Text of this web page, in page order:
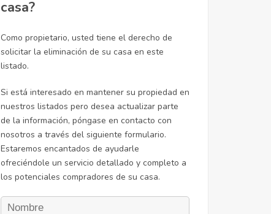
casa?
Como propietario, usted tiene el derecho de
solicitar la eliminación de su casa en este
listado.
Si está interesado en mantener su propiedad en
nuestros listados pero desea actualizar parte
de la información, póngase en contacto con
nosotros a través del siguiente formulario.
Estaremos encantados de ayudarle
ofreciéndole un servicio detallado y completo a
los potenciales compradores de su casa.